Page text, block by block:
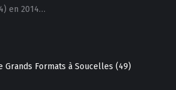
en 2014…
Grands Formats à Soucelles (49)